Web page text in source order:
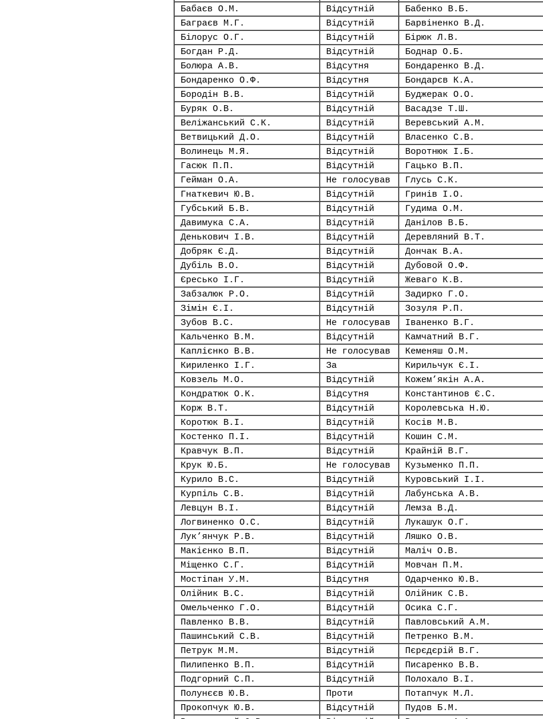
Бабаєв О.М.
Відсутній Бабенко В.Б.
Баграєв М.Г.
Відсутній Барвіненко В.Д.
Білорус О.Г.
Відсутній Бірюк Л.В.
Богдан Р.Д.
Відсутній Боднар О.Б.
Болюра А.В.
Відсутня Бондаренко В.Д.
Бондаренко О.Ф.
Відсутня Бондарєв К.А.
Бородін В.В.
Відсутній Буджерак О.О.
Буряк О.В.
Відсутній Васадзе Т.Ш.
Веліжанський С.К.
Відсутній Веревський А.М.
Ветвицький Д.О.
Відсутній Власенко С.В.
Волинець М.Я.
Відсутній Воротнюк І.Б.
Гасюк П.П.
Відсутній Гацько В.П.
Гейман О.А.
Не голосував Глусь С.К.
Гнаткевич Ю.В.
Відсутній Гринів І.О.
Губський Б.В.
Відсутній Гудима О.М.
Давимука С.А.
Відсутній Данілов В.Б.
Денькович І.В.
Відсутній Деревляний В.Т.
Добряк Є.Д.
Відсутній Дончак В.А.
Дубіль В.О.
Відсутній Дубовой О.Ф.
Єресько І.Г.
Відсутній Жеваго К.В.
Забзалюк Р.О.
Відсутній Задирко Г.О.
Зімін Є.І.
Відсутній Зозуля Р.П.
Зубов В.С.
Не голосував Іваненко В.Г.
Кальченко В.М.
Відсутній Камчатний В.Г.
Каплієнко В.В.
Не голосував Кеменяш О.М.
Кириленко І.Г.
За Кирильчук Є.І.
Ковзель М.О.
Відсутній Кожем’якін А.А.
Кондратюк О.К.
Відсутня Константинов Є.С.
Корж В.Т.
Відсутній Королевська Н.Ю.
Коротюк В.І.
Відсутній Косів М.В.
Костенко П.І.
Відсутній Кошин С.М.
Кравчук В.П.
Відсутній Крайній В.Г.
Крук Ю.Б.
Не голосував Кузьменко П.П.
Курило В.С.
Відсутній Куровський І.І.
Курпіль С.В.
Відсутній Лабунська А.В.
Левцун В.І.
Відсутній Лемза В.Д.
Логвиненко О.С.
Відсутній Лукашук О.Г.
Лук’янчук Р.В.
Відсутній Ляшко О.В.
Макієнко В.П.
Відсутній Маліч О.В.
Міщенко С.Г.
Відсутній Мовчан П.М.
Мостіпан У.М.
Відсутня Одарченко Ю.В.
Олійник В.С.
Відсутній Олійник С.В.
Омельченко Г.О.
Відсутній Осика С.Г.
Павленко В.В.
Відсутній Павловський А.М.
Пашинський С.В.
Відсутній Петренко В.М.
Петрук М.М.
Відсутній Пєрєдєрій В.Г.
Пилипенко В.П.
Відсутній Писаренко В.В.
Подгорний С.П.
Відсутній Полохало В.І.
Полунєєв Ю.В.
Проти Потапчук М.Л.
Прокопчук Ю.В.
Відсутній Пудов Б.М.